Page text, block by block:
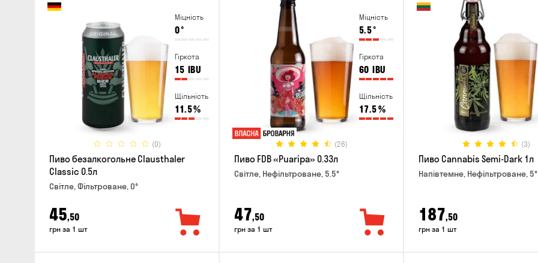
Міцність
0°
Гіркота
15 IBU
Щільність
11.5%
(0)
Пиво безалкогольне Clausthaler
Classic 0.5л
Світле, Фільтроване, 0°
45,50
грн за 1 шт
Міцність
5.5°
Гіркота
60 IBU
Щільність
17.5%
(26)
Пиво FDB «Puaripa» 0.33л
Світле, Нефільтроване, 5.5°
47,50
грн за 1 шт
(3)
Пиво Cannabis Semi-Dark 1л
Напівтемне, Нефільтроване, 5°
187,50
грн за 1 шт